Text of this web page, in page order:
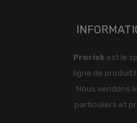
Proriskest le
ligne de produit
Nous vendons
particuliers et